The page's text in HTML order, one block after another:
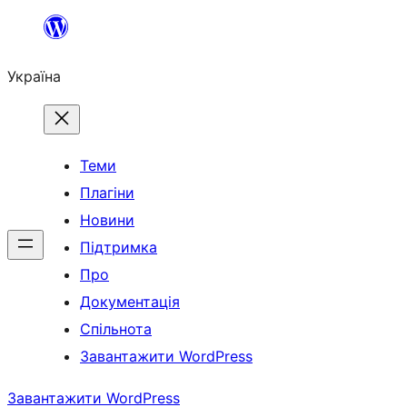
Перейти
вмісту
Україна
Теми
Плагіни
Новини
Підтримка
Про
Документація
Спільнота
Завантажити WordPress
Завантажити WordPress